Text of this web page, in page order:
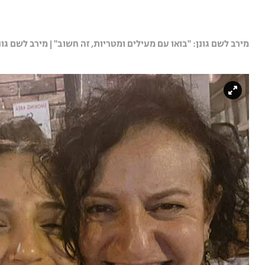
מירב לשם גונן: "בואו עם מעילים ומטריות, זה חשוב" | מירב לשם